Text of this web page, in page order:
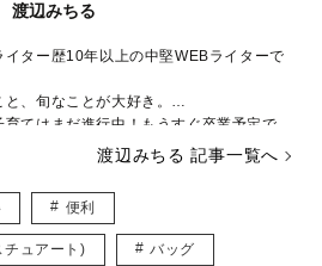
渡辺みちる
ター歴10年以上の中堅WEBライターで
、旬なことが大好き。
てはまだ進行中！もうすぐ卒業予定で
渡辺みちる 記事一覧へ
便利
ュアート) バッグ